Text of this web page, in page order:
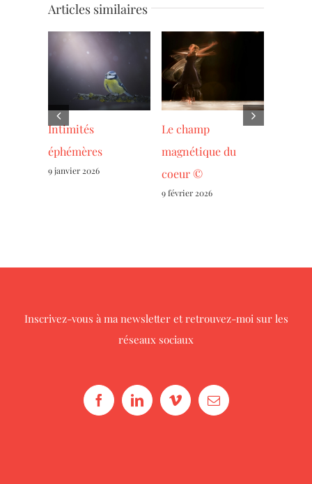
Articles similaires
Intimités
éphémères
9 janvier 2026
Le champ
magnétique du
coeur ©
9 février 2026
Inscrivez-vous à ma newsletteret retrouvez-moi sur les
réseaux sociaux